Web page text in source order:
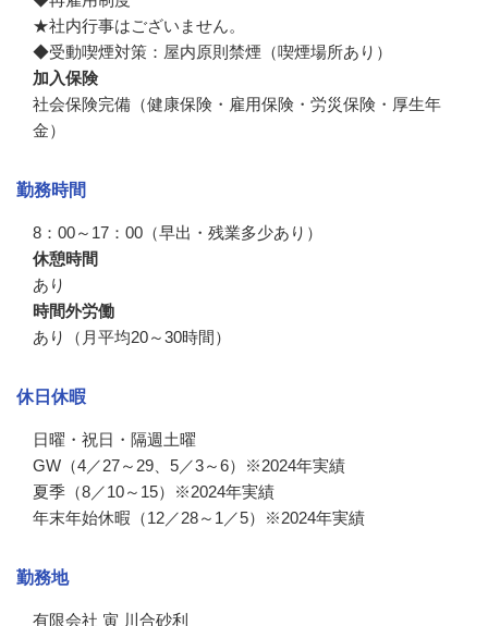
★社内行事はございません。
◆受動喫煙対策：屋内原則禁煙（喫煙場所あり）
加入保険
社会保険完備（健康保険・雇用保険・労災保険・厚生年
金）
勤務時間
8：00～17：00（早出・残業多少あり）
休憩時間
あり
時間外労働
あり（月平均20～30時間）
休日休暇
日曜・祝日・隔週土曜
GW（4／27～29、5／3～6）※2024年実績
夏季（8／10～15）※2024年実績
年末年始休暇（12／28～1／5）※2024年実績
勤務地
有限会社 寅 川合砂利